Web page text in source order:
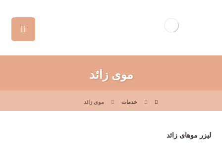
موی زائد
خدمات موی زائد
لیزر موهای زائد